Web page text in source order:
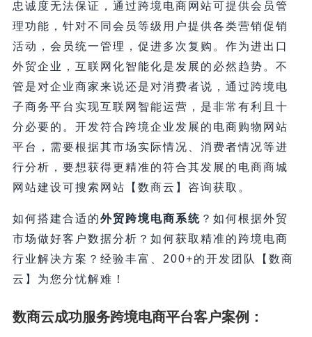
忠诚度无法保证，通过跨境电商网站可提供会员管
理功能，针对不同会员等级用户提供各类营销促销
活动，会员统一管理，促进多次复购。作为进出口
外贸企业，互联网化智能化是发展的必然趋势。不
管是对企业商家来说还是对消费者说，通过跨境电
子商务平台实现互联网智能运营，是非常有利且十
分必要的。开发符合跨境企业发展的电商购物网站
平台，需要根据其市场实际情况、消费者情况等进
行分析，要想获得更精准的符合其发展的电商商城
网站建设可搜索网站【数商云】咨询获取。
如何搭建合适的外贸跨境电商系统 ？如何根据外贸
市场做好客户数据分析？如何获取精准的跨境电商
行业解决方案？经验丰富、200+的开发团队【数商
云】为您分忧解难！
数商云成功服务跨境电商平台客户案例：